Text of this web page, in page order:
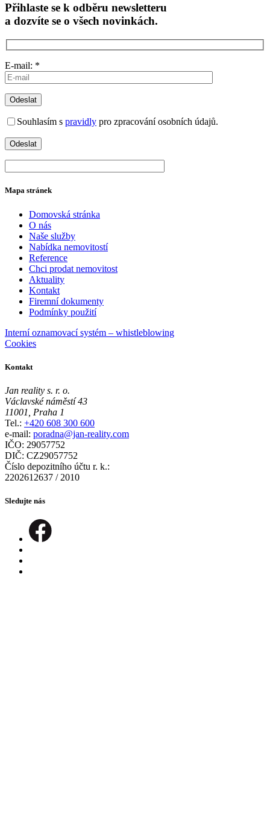
Přihlaste se k odběru newsletteru
a dozvíte se o všech novinkách.
E-mail: *
Souhlasím s pravidly pro zpracování osobních údajů.
Mapa stránek
Domovská stránka
O nás
Naše služby
Nabídka nemovitostí
Reference
Chci prodat nemovitost
Aktuality
Kontakt
Firemní dokumenty
Podmínky použití
Interní oznamovací systém – whistleblowing
Cookies
Kontakt
Jan reality s. r. o.
Václavské náměstí 43
11001, Praha 1
Tel.: +420 608 300 600
e-mail: poradna@jan-reality.com
IČO: 29057752
DIČ: CZ29057752
Číslo depozitního účtu r. k.:
2202612637 / 2010
Sledujte nás